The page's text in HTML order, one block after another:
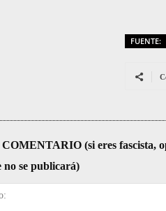
FUENTE:
(si eres fascista,
no se publicará)